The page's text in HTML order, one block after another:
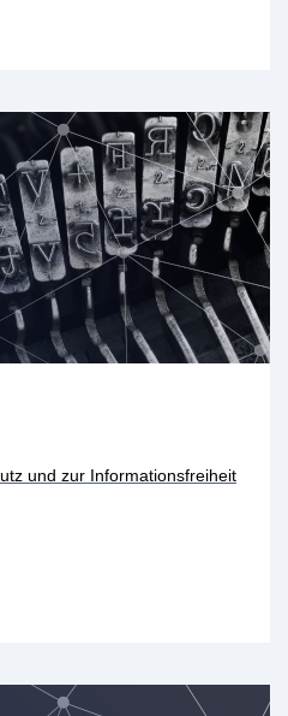
und zur Informationsfreiheit